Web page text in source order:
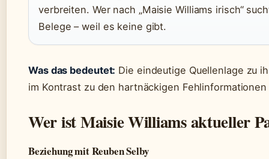
verbreiten. Wer nach „Maisie Williams irisch“
Belege – weil es keine gibt.
Was das bedeutet: Die eindeutige Quellenlage zu
im Kontrast zu den hartnäckigen
Wer ist Maisie Williams aktueller
Beziehung mit Reuben Selby